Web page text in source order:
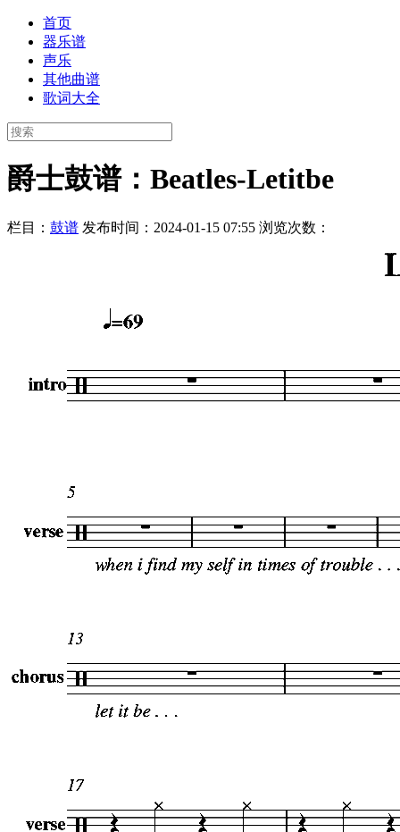
首页
器乐谱
声乐
其他曲谱
歌词大全
爵士鼓谱：Beatles-Letitbe
栏目： 鼓谱 发布时间：2024-01-15 07:55 浏览次数：